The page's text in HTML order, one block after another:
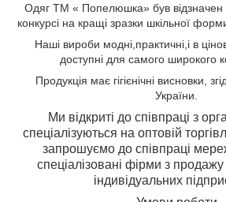
Одяг ТМ « Попелюшка» був відзначен
конкурсі на кращі зразки шкільної
Наші вироби модні, практичні, ів
доступні для самого широкого
Продукція має гігієнічні висновки,
України.
Ми відкриті до співпраці з
спеціалізуються на оптовій
запрошуємо до співпраці
спеціалізовані фірми з продажу
індивідуальних